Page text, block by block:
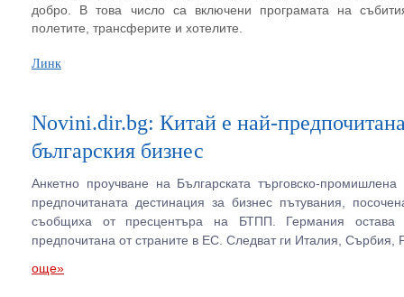
добро. В това число са включени програмата на
полетите, трансферите и хотелите.
Линк
Novini.dir.bg: Китай е най-
българския бизнес
Анкетно проучване на Българската търговско-
предпочитаната дестинация за бизнес пътувания,
съобщиха от пресцентъра на БТПП. Германия остава
предпочитана от страните в ЕС. Следват ги Италия,
още»